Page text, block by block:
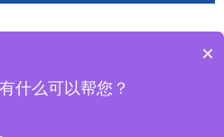
×
什么可以帮您？